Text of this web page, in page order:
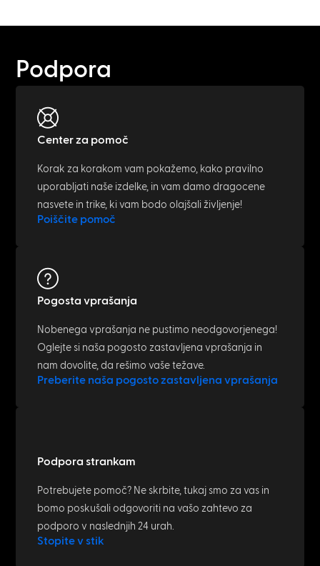
Podpora
Center za pomoč
Korak za korakom vam pokažemo, kako pravilno
uporabljati naše izdelke, in vam damo dragocene
nasvete in trike, ki vam bodo olajšali življenje!
Poiščite pomoč
Pogosta vprašanja
Nobenega vprašanja ne pustimo neodgovorjenega!
Oglejte si naša pogosto zastavljena vprašanja in
nam dovolite, da rešimo vaše težave.
Preberite naša pogosto zastavljena vprašanja
Podpora strankam
Potrebujete pomoč? Ne skrbite, tukaj smo za vas in
bomo poskušali odgovoriti na vašo zahtevo za
podporo v naslednjih 24 urah.
Stopite v stik